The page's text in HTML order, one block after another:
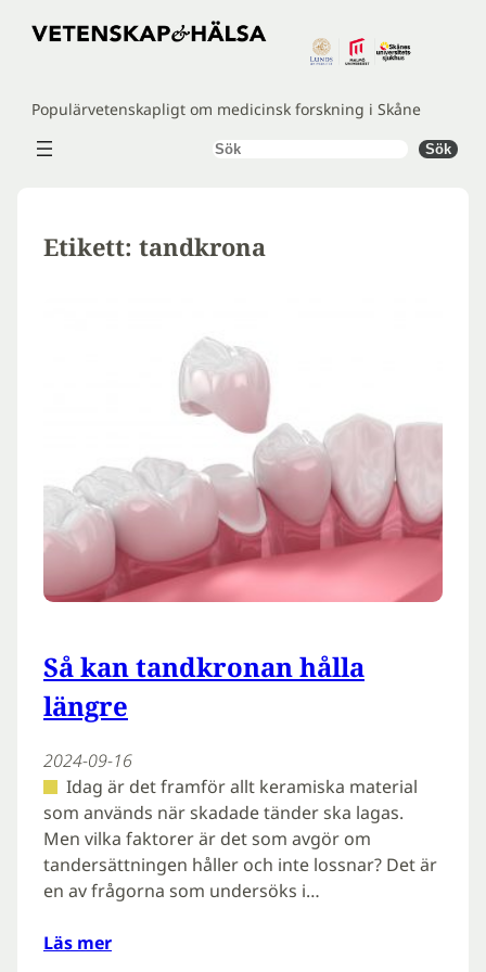
Hoppa
Populärvetenskapligt om medicinsk forskning i Skåne
Sök Sök
Etikett: tandkrona
Så kan tandkronan hålla
längre
2024-09-16
Idag är det framför allt keramiska material
som används när skadade tänder ska lagas.
Men vilka faktorer är det som avgör om
tandersättningen håller och inte lossnar? Det är
en av frågorna som undersöks i…
Läs mer